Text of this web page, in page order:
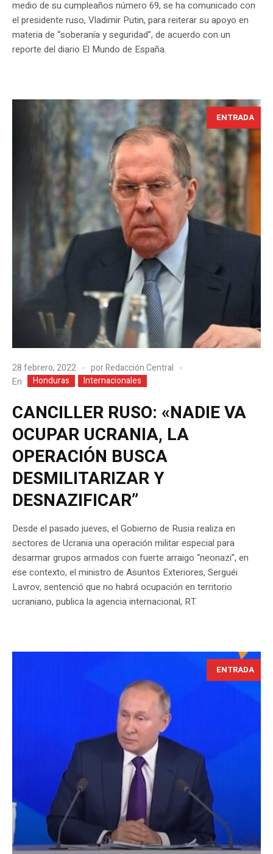
medio de su cumpleaños número 69, se ha comunicado con
el presidente ruso, Vladimir Putin, para reiterar su apoyo en
materia de “soberanía y seguridad”, de acuerdo con un
reporte del diario El Mundo de España.
ENTRADA
28 febrero, 2022 porRedacción Central
En
Honduras Internacionales
CANCILLER RUSO: «NADIE VA
OCUPAR UCRANIA, LA
OPERACIÓN BUSCA
DESMILITARIZAR Y
DESNAZIFICAR”
Desde el pasado jueves, el Gobierno de Rusia realiza en
sectores de Ucrania una operación militar especial para
desarmar grupos armados con fuerte arraigo “neonazi”, en
ese contexto, el ministro de Asuntos Exteriores, Serguéi
Lavrov, sentenció que no habrá ocupación en territorio
ucraniano, publica la agencia internacional, RT.
ENTRADA